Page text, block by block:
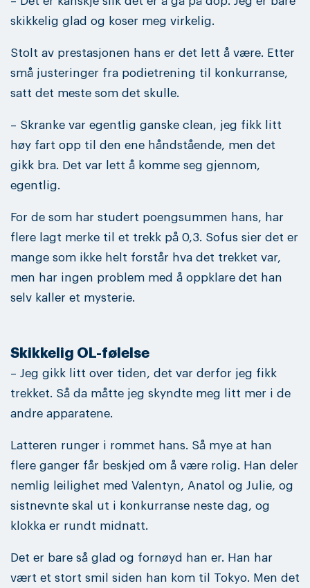
skikkelig glad og koser meg virkelig.
Stolt av prestasjonen hans er det lett å være. Etter
små justeringer fra podietrening til konkurranse,
satt det meste som det skulle.
– Skranke var egentlig ganske clean, jeg fikk litt
høy fart opp til den ene håndstående, men det
gikk bra. Det var lett å komme seg gjennom,
egentlig.
For de som har studert poengsummen hans, har
flere lagt merke til et trekk på 0,3. Sofus sier det er
mange som ikke helt forstår hva det trekket var,
men har ingen problem med å oppklare det han
selv kaller et mysterie.
Skikkelig OL-følelse
– Jeg gikk litt over tiden, det var derfor jeg fikk
trekket. Så da måtte jeg skyndte meg litt mer i de
andre apparatene.
Latteren runger i rommet hans. Så mye at han
flere ganger får beskjed om å være rolig. Han deler
nemlig leilighet med Valentyn, Anatol og Julie, og
sistnevnte skal ut i konkurranse neste dag, og
klokka er rundt midnatt.
Det er bare så glad og fornøyd han er. Han har
vært et stort smil siden han kom til Tokyo. Men det